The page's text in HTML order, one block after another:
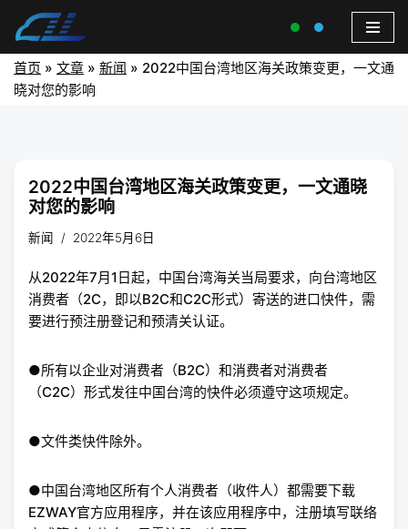
首页 » 文章 » 新闻 » 2022中国台湾地区海关政策变更，一文通
晓对您的影响
2022中国台湾地区海关政策变更，一文通晓
对您的影响
新闻 2022年5月6日
从2022年7月1日起，中国台湾海关当局要求，向台湾地区
消费者（2C，即以B2C和C2C形式）寄送的进口快件，需
要进行预注册登记和预清关认证。
●所有以企业对消费者（B2C）和消费者对消费者
（C2C）形式发往中国台湾的快件必须遵守这项规定。
●文件类快件除外。
●中国台湾地区所有个人消费者（收件人）都需要下载
EZWAY官方应用程序，并在该应用程序中，注册填写联络